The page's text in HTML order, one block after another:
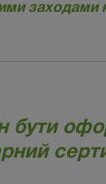
заходами
бути